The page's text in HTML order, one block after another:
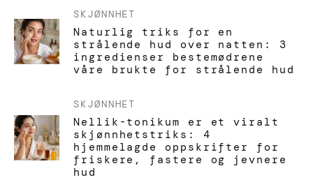
SKJØNNHET
Naturlig triks for en
strålende hud over natten: 3
ingredienser bestemødrene
våre brukte for strålende hud
SKJØNNHET
Nellik-tonikum er et viralt
skjønnhetstriks: 4
hjemmelagde oppskrifter for
friskere, fastere og jevnere
hud